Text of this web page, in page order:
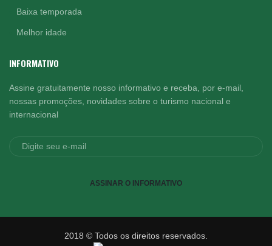
Baixa temporada
Melhor idade
INFORMATIVO
Assine gratuitamente nosso informativo e receba, por e-mail,
nossas promoções, novidades sobre o turismo nacional e
internacional
ASSINAR O INFORMATIVO
2018 © Todos os direitos reservados.